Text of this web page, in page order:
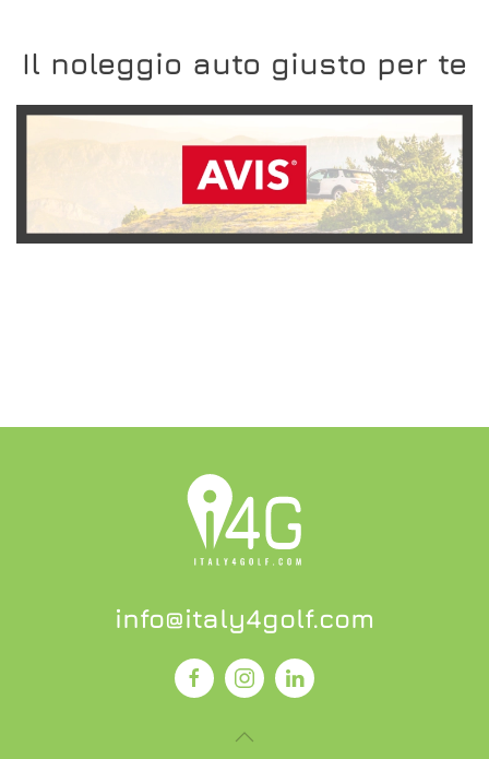
Il noleggio auto giusto per te
SCOPRI L'OFFERTA
info@italy4golf.com